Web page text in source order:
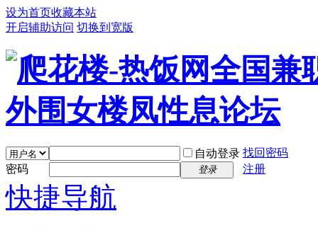
设为首页收藏本站
开启辅助访问 切换到宽版
自动登录 找回密码
密码
登录 注册
快捷导航